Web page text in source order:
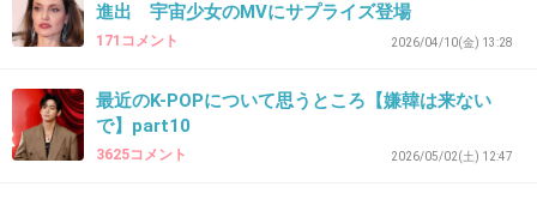
進出 宇宙少女のMVにサプライズ登場
171コメント 2026/04/10(金) 13:28
最近のK-POPについて思うところ【嫌韓は来ない
で】part10
3625コメント 2026/05/02(土) 12:47